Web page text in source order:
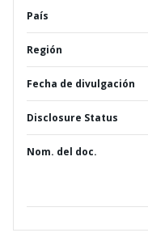
País
Región
Fecha de divulgación
Disclosure Status
Nom. del doc.